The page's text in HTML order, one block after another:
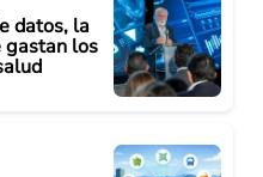
datos, la
gastan los